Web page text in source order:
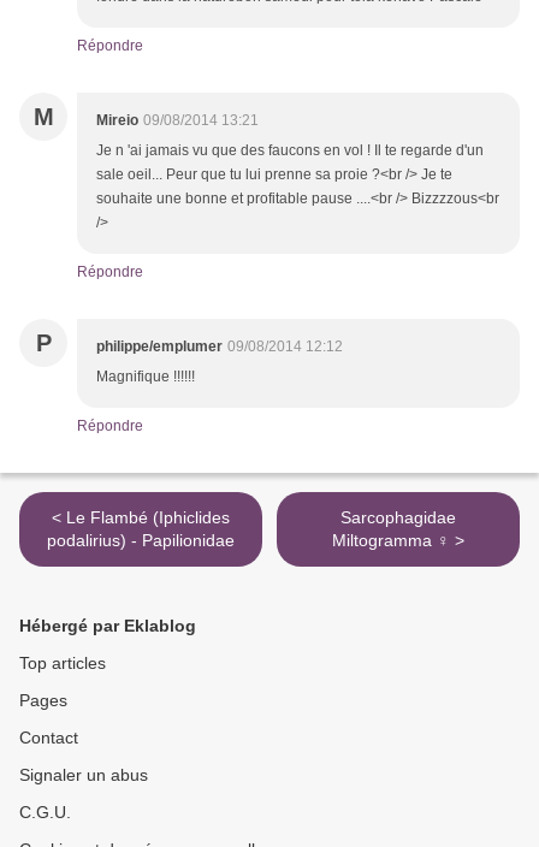
Répondre
M Mireio 09/08/2014 13:21
Je n 'ai jamais vu que des faucons en vol ! Il te regarde d'un
sale oeil... Peur que tu lui prenne sa proie ?<br /> Je te
souhaite une bonne et profitable pause ....<br /> Bizzzzous<br
/>
Répondre
P philippe/emplumer 09/08/2014 12:12
Magnifique !!!!!!
Répondre
< Le Flambé (Iphiclides
podalirius) - Papilionidae
Sarcophagidae
Miltogramma ♀ >
Hébergé par Eklablog
Top articles
Pages
Contact
Signaler un abus
C.G.U.